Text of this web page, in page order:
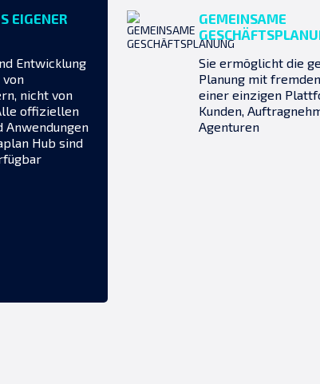
EIGENER
Entwicklung
nicht von
offiziellen
Anwendungen
Hub sind
GEMEINSAME
Sie ermöglicht die
Planung mit
einer einzigen
Kunden,
Agenturen